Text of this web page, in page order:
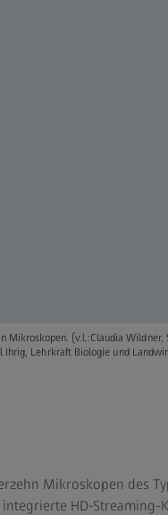
(v.l.:Claudia
Lehrkraft Biologie und
Mikroskopen des
HD-Streaming-